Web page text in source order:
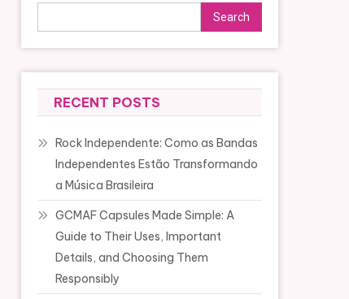
Search
RECENT POSTS
Rock Independente: Como as Bandas
Independentes Estão Transformando
a Música Brasileira
GCMAF Capsules Made Simple: A
Guide to Their Uses, Important
Details, and Choosing Them
Responsibly